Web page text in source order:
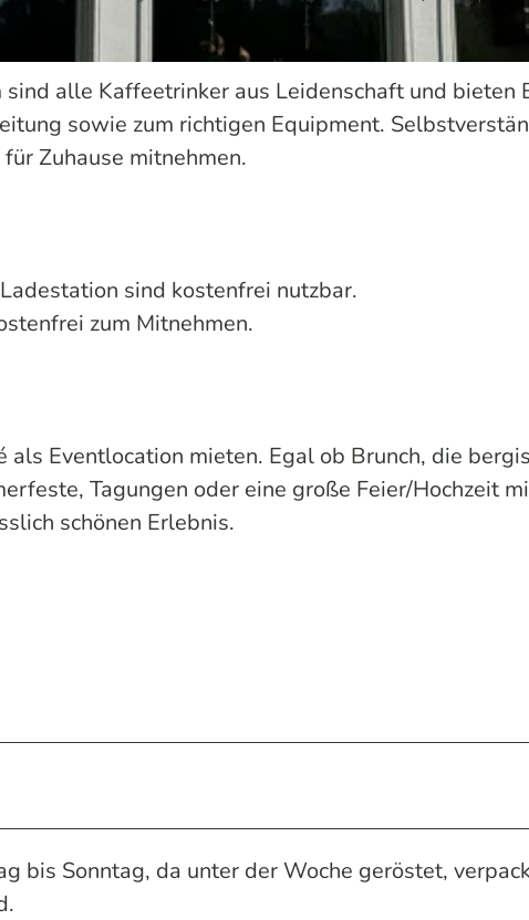
alle Kaffeetrinker aus Leidenschaft und bieten
sowie zum richtigen Equipment.
Zuhause mitnehmen.
sind kostenfrei nutzbar.
zum Mitnehmen.
als Eventlocation mieten. Egal ob Brunch, die
Tagungen oder eine große Feier/Hochzeit
schönen Erlebnis.
bis Sonntag, da unter der Woche geröstet,